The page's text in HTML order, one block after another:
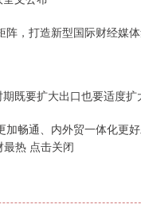
，打造新型国际财经媒
期既要扩大出口也要适度扩
畅通、内外贸一体化更好
热 点击关闭